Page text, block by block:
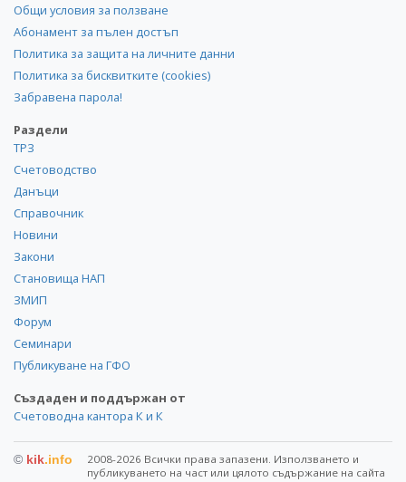
Общи условия за ползване
Абонамент за пълен достъп
Политика за защита на личните данни
Политика за бисквитките (cookies)
Забравена парола!
Раздели
ТРЗ
Счетоводство
Данъци
Справочник
Новини
Закони
Становища НАП
ЗМИП
Форум
Семинари
Публикуване на ГФО
Създаден и поддържан от
Счетоводна кантора К и К
© kik.info
2008-2026 Всички права запазени. Използването и
публикуването на част или цялото съдържание на сайта